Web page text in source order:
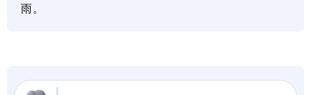
雨。